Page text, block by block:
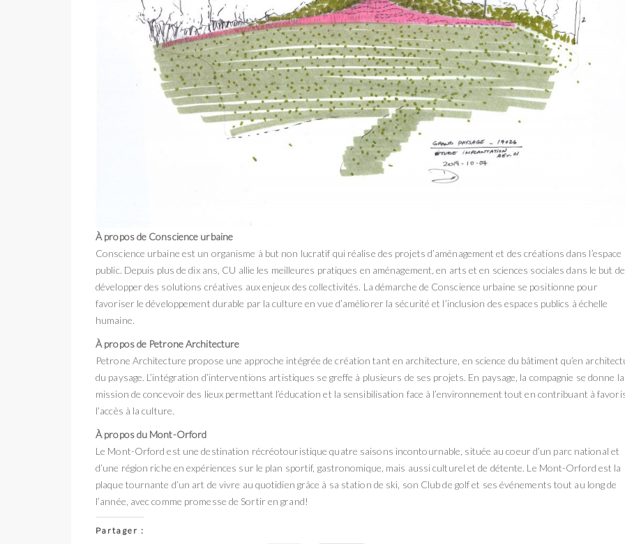
À propos de Conscience urbaine
Conscience urbaine est un organisme à but non lucratif qui réalise des projets d’aménagement et des créations dans l’espace
public. Depuis plus de dix ans, CU allie les meilleures pratiques en aménagement, en arts et en sciences sociales dans le but de
développer des solutions créatives aux enjeux des collectivités. La démarche de Conscience urbaine se positionne pour
favoriser le développement durable par la culture en vue d’améliorer la sécurité et l’inclusion des espaces publics à échelle
humaine.
À propos de Petrone Architecture
Petrone Architecture propose une approche intégrée de création tant en architecture, en science du bâtiment qu’en
du paysage. L’intégration d’interventions artistiques se greffe à plusieurs de ses projets. En paysage, la compagnie se donne la
mission de concevoir des lieux permettant l’éducation et la sensibilisation face à l’environnement tout en contribuant à
l’accès à la culture.
À propos du Mont-Orford
Le Mont-Orford est une destination récréotouristique quatre saisons incontournable, située au coeur d’un parc national et
d’une région riche en expériences sur le plan sportif, gastronomique, mais aussi culturel et de détente. Le Mont-Orford est la
plaque tournante d’un art de vivre au quotidien grâce à sa station de ski, son Club de golf et ses événements tout au long de
l’année, avec comme promesse de Sortir en grand!
Partager :